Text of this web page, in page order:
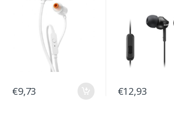
1.11m - Color Blanco
€9,73 €12,93